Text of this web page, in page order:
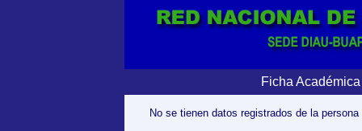
Ficha
No se tienen datos registrados de la persona